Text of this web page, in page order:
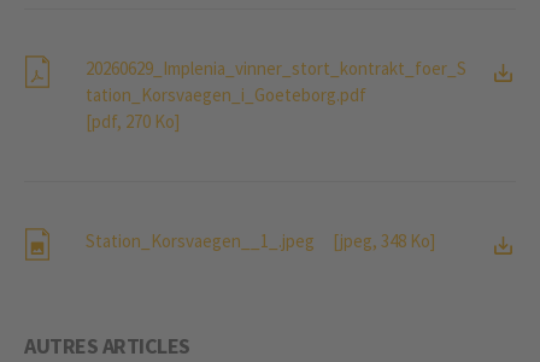
20260629_Implenia_vinner_stort_kontrakt_foer_S
tation_Korsvaegen_i_Goeteborg.pdf
[pdf, 270 Ko]
Station_Korsvaegen__1_.jpeg [jpeg, 348 Ko]
AUTRES ARTICLES